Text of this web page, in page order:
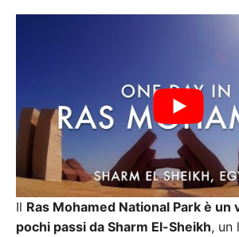
Il Ras Mohamed National Park è un
pochi passi da Sharm El-Sheikh, un